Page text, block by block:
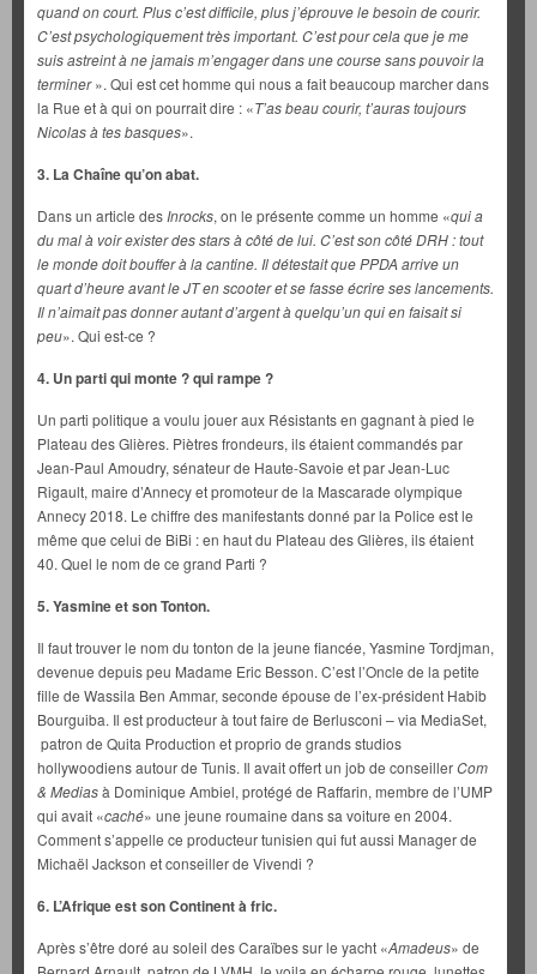
quand on court. Plus c’est difficile, plus j’éprouve le besoin de courir.
C’est psychologiquement très important. C’est pour cela que je me
suis astreint à ne jamais m’engager dans une course sans pouvoir la
terminer». Qui est cet homme qui nous a fait beaucoup marcher dans
la Rue et à qui on pourrait dire : «T’as beau courir, t’auras toujours
Nicolas à tes basques».
3. La Chaîne qu’on abat.
Dans un article desInrocks, on le présente comme un homme «qui a
du mal à voir exister des stars à côté de lui. C’est son côté DRH : tout
le monde doit bouffer à la cantine. Il détestait que PPDA arrive un
quart d’heure avant le JT en scooter et se fasse écrire ses lancements.
Il n’aimait pas donner autant d’argent à quelqu’un qui en faisait si
peu». Qui est-ce ?
4. Un parti qui monte ? qui rampe ?
Un parti politique a voulu jouer aux Résistants en gagnant à pied le
Plateau des Glières. Piètres frondeurs, ils étaient commandés par
Jean-Paul Amoudry, sénateur de Haute-Savoie et par Jean-Luc
Rigault, maire d’Annecy et promoteur de la Mascarade olympique
Annecy 2018. Le chiffre des manifestants donné par la Police est le
même que celui de BiBi : en haut du Plateau des Glières, ils étaient
40. Quel le nom de ce grand Parti ?
5. Yasmine et son Tonton.
Il faut trouver le nom du tonton de la jeune fiancée, Yasmine Tordjman,
devenue depuis peu Madame Eric Besson. C’est l’Oncle de la petite
fille de Wassila Ben Ammar, seconde épouse de l’ex-président Habib
Bourguiba. Il est producteur à tout faire de Berlusconi – via MediaSet,
patron de Quita Production et proprio de grands studios
hollywoodiens autour de Tunis. Il avait offert un job de conseillerCom
& Mediasà Dominique Ambiel, protégé de Raffarin, membre de l’UMP
qui avait «caché» une jeune roumaine dans sa voiture en 2004.
Comment s’appelle ce producteur tunisien qui fut aussi Manager de
Michaël Jackson et conseiller de Vivendi ?
6. L’Afrique est son Continent à fric.
Après s’être doré au soleil des Caraïbes sur le yacht «Amadeus» de